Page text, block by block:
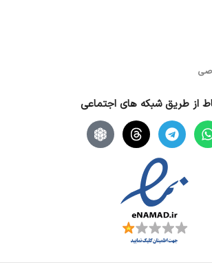
از طریق شبکه های اجتماعی